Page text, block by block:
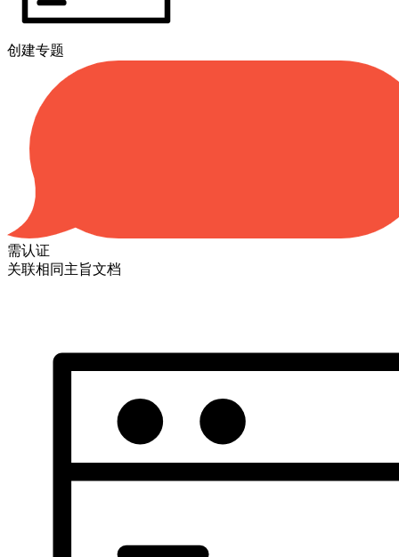
创建专题
需认证
关联相同主旨文档